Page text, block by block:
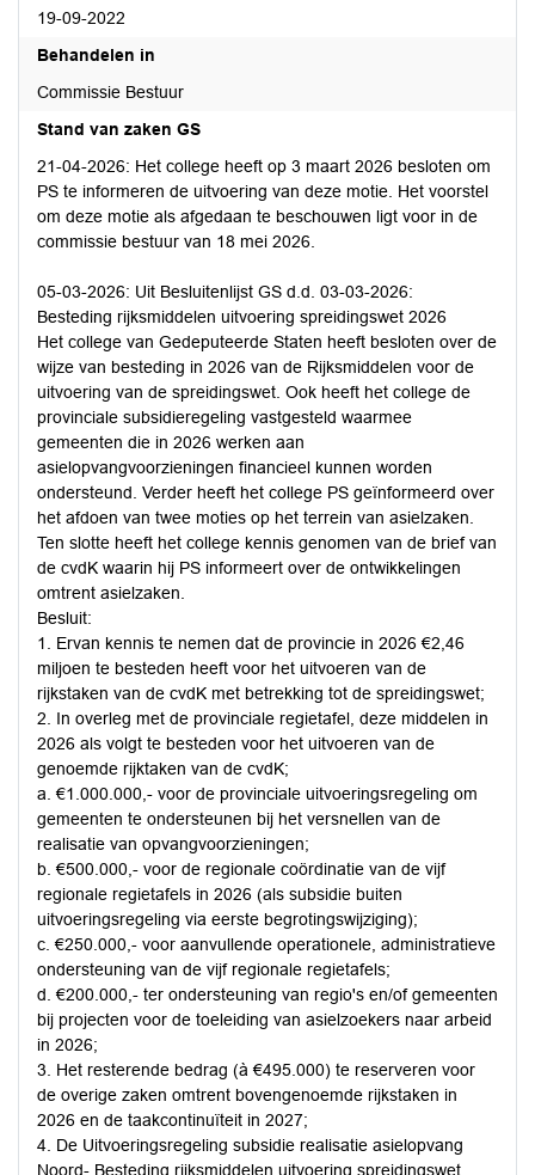
19-09-2022
Behandelen in
Commissie Bestuur
Stand van zaken GS
21-04-2026: Het college heeft op 3 maart 2026 besloten om
PS te informeren de uitvoering van deze motie. Het voorstel
om deze motie als afgedaan te beschouwen ligt voor in de
commissie bestuur van 18 mei 2026.
05-03-2026: Uit Besluitenlijst GS d.d. 03-03-2026:
Besteding rijksmiddelen uitvoering spreidingswet 2026
Het college van Gedeputeerde Staten heeft besloten over de
wijze van besteding in 2026 van de Rijksmiddelen voor de
uitvoering van de spreidingswet. Ook heeft het college de
provinciale subsidieregeling vastgesteld waarmee
gemeenten die in 2026 werken aan
asielopvangvoorzieningen financieel kunnen worden
ondersteund. Verder heeft het college PS geïnformeerd over
het afdoen van twee moties op het terrein van asielzaken.
Ten slotte heeft het college kennis genomen van de brief van
de cvdK waarin hij PS informeert over de ontwikkelingen
omtrent asielzaken.
Besluit:
1. Ervan kennis te nemen dat de provincie in 2026 €2,46
miljoen te besteden heeft voor het uitvoeren van de
rijkstaken van de cvdK met betrekking tot de spreidingswet;
2. In overleg met de provinciale regietafel, deze middelen in
2026 als volgt te besteden voor het uitvoeren van de
genoemde rijktaken van de cvdK;
a. €1.000.000,- voor de provinciale uitvoeringsregeling om
gemeenten te ondersteunen bij het versnellen van de
realisatie van opvangvoorzieningen;
b. €500.000,- voor de regionale coördinatie van de vijf
regionale regietafels in 2026 (als subsidie buiten
uitvoeringsregeling via eerste begrotingswijziging);
c. €250.000,- voor aanvullende operationele, administratieve
ondersteuning van de vijf regionale regietafels;
d. €200.000,- ter ondersteuning van regio's en/of gemeenten
bij projecten voor de toeleiding van asielzoekers naar arbeid
in 2026;
3. Het resterende bedrag (à €495.000) te reserveren voor
de overige zaken omtrent bovengenoemde rijkstaken in
2026 en de taakcontinuïteit in 2027;
4. De Uitvoeringsregeling subsidie realisatie asielopvang
Noord- Besteding rijksmiddelen uitvoering spreidingswet